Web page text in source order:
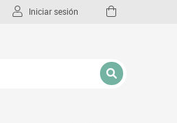
Iniciar sesión